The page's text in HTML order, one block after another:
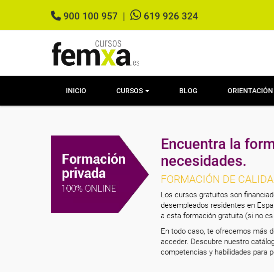
900 100 957 619 926 324
INICIO CURSOS BLOG
Encuentra la
necesidades.
FORMACIÓN DE
Los cursos gratuitos son
desempleados residentes en
a esta formación gratuita (si no es
En todo caso, te ofrecemos más
acceder. Descubre nuestro
competencias y habilidades para